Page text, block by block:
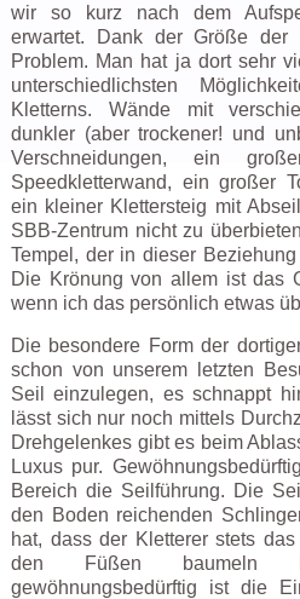
wir so kurz nach dem
erwartet. Dank der Größe
Problem. Man hat ja dort sehr
unterschiedlichsten
Kletterns. Wände mit
dunkler (aber trockener! und
Verschneidungen, ein
Speedkletterwand, ein großer
ein kleiner Klettersteig mit
SBB-Zentrum nicht zu
Tempel, der in dieser
Die Krönung von allem ist das
wenn ich das persönlich etwas
Die besondere Form der
schon von unserem letzten
Seil einzulegen, es schnappt
lässt sich nur noch mittels
Drehgelenkes gibt es beim
Luxus pur.
Bereich die Seilführung. Die
den Boden reichenden
hat, dass der Kletterer stets
den Füßen baumeln
gewöhnungsbedürftig ist die